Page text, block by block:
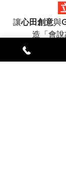
讓心田創意與
造「會說